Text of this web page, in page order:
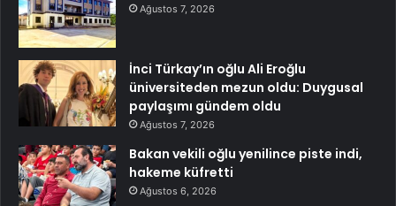
Ağustos 7, 2026
İnci Türkay’ın oğlu Ali Eroğlu
üniversiteden mezun oldu: Duygusal
paylaşımı gündem oldu
Ağustos 7, 2026
Bakan vekili oğlu yenilince piste indi,
hakeme küfretti
Ağustos 6, 2026